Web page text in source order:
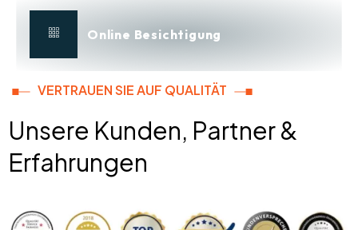
Online Besichtigung
VERTRAUEN SIE AUF QUALITÄT
Unsere Kunden, Partner &
Erfahrungen